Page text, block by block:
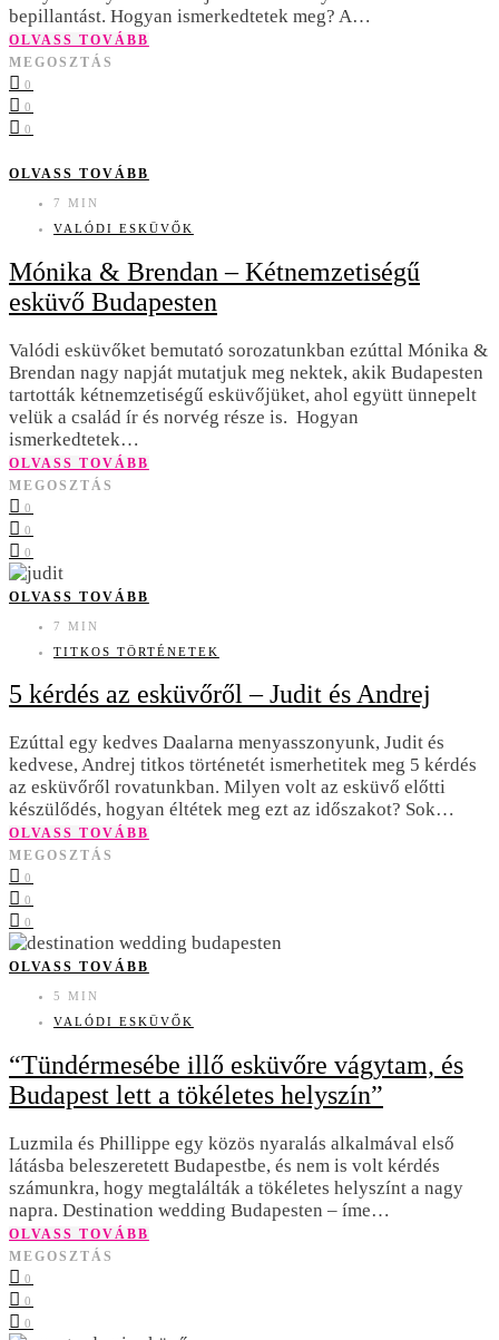
bepillantást. Hogyan ismerkedtetek meg? A…
OLVASS TOVÁBB
MEGOSZTÁS
0
0
0
OLVASS TOVÁBB
7 MIN
VALÓDI ESKÜVŐK
Mónika & Brendan – Kétnemzetiségű
esküvő Budapesten
Valódi esküvőket bemutató sorozatunkban ezúttal Mónika &
Brendan nagy napját mutatjuk meg nektek, akik Budapesten
tartották kétnemzetiségű esküvőjüket, ahol együtt ünnepelt
velük a család ír és norvég része is. Hogyan
ismerkedtetek…
OLVASS TOVÁBB
MEGOSZTÁS
0
0
0
OLVASS TOVÁBB
7 MIN
TITKOS TÖRTÉNETEK
5 kérdés az esküvőről – Judit és Andrej
Ezúttal egy kedves Daalarna menyasszonyunk, Judit és
kedvese, Andrej titkos történetét ismerhetitek meg 5 kérdés
az esküvőről rovatunkban. Milyen volt az esküvő előtti
készülődés, hogyan éltétek meg ezt az időszakot? Sok…
OLVASS TOVÁBB
MEGOSZTÁS
0
0
0
OLVASS TOVÁBB
5 MIN
VALÓDI ESKÜVŐK
“Tündérmesébe illő esküvőre vágytam, és
Budapest lett a tökéletes helyszín”
Luzmila és Phillippe egy közös nyaralás alkalmával első
látásba beleszeretett Budapestbe, és nem is volt kérdés
számunkra, hogy megtalálták a tökéletes helyszínt a nagy
napra. Destination wedding Budapesten – íme…
OLVASS TOVÁBB
MEGOSZTÁS
0
0
0